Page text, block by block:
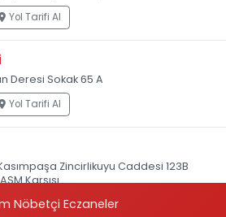
Yol Tarifi Al
Deresi Sokak 65 A
Yol Tarifi Al
Zincirlikuyu Caddesi 123B
Karşısı
Yol Tarifi Al
Nöbetçi Eczaneler